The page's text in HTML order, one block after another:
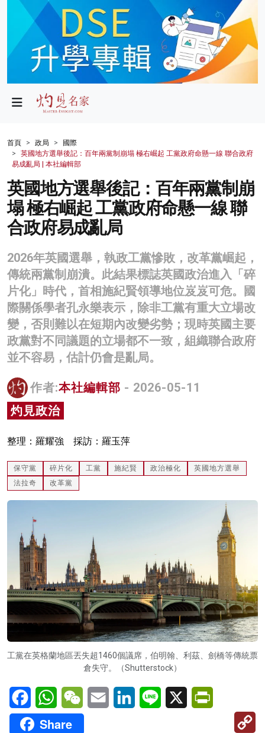
政局
財經
生活
健康
商業
科技
影片
名家榜
灼見活動
關於我們
首頁 政局
國際
英國地方選舉後記：百年兩黨制崩塌 極右崛起 工黨政府命懸一線 聯合政府
易成亂局 | 本社編輯部
英國地方選舉後記：百年兩黨制崩
塌 極右崛起 工黨政府命懸一線 聯
合政府易成亂局
2026年英國選舉，執政工黨慘敗，改革黨崛起，
傳統兩黨制崩潰。此結果標誌英國政治進入「碎
片化」時代，首相施紀賢領導地位岌岌可危。國
際關係學者孔永樂表示，除非工黨有重大立場改
變，否則難以在短期內改變劣勢；現時英國主要
政黨對不同議題的立場都不一致，組織聯合政府
並不容易，估計仍會是亂局。
作者:本社編輯部 - 2026-05-11
灼見政治
整理：羅耀強 採訪：羅玉萍
保守黨 碎片化 工黨 施紀賢 政治極化
英國地方選舉
法拉奇
改革黨
工黨在英格蘭地區丟失超1460個議席，伯明翰、利茲、劍橋等傳統票
倉失守。（Shutterstock）
FacebookWhatsAppWeChatEmail LinkedInLine X
Share